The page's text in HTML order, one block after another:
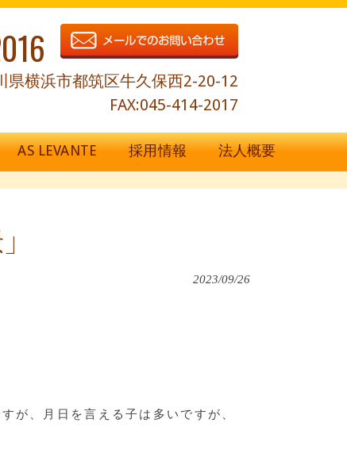
県横浜市都筑区牛久保西2-20-12
FAX:045-414-2017
AS LEVANTE 採用情報 法人概要
2023/09/26
が、月日を言える子は多いですが、